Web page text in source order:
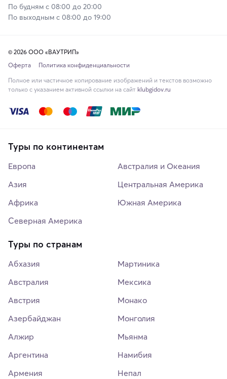
По будням с 08:00 до 20:00
По выходным с 08:00 до 19:00
© 2026 ООО «ВАУТРИП»
Оферта
Политика конфиденциальности
Полное или частичное копирование изображений и текстов возможно
только с указанием активной ссылки на сайт klubgidov.ru
Туры по континентам
Европа
Азия
Африка
Северная Америка
Австралия и Океания
Центральная Америка
Южная Америка
Туры по странам
Абхазия
Австралия
Австрия
Азербайджан
Алжир
Аргентина
Армения
Мартиника
Мексика
Монако
Монголия
Мьянма
Намибия
Непал